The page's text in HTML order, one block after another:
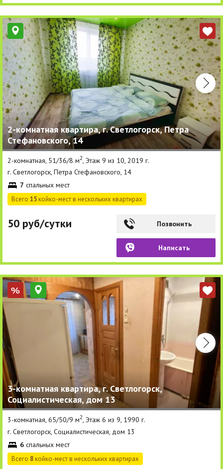
2-комнатная квартира, г. Светлогорск, Петра
Стефановского, 14
2-комнатная, 51/36/8 м2 , Этаж 9 из 10, 2019 г.
г. Светлогорск, Петра Стефановского, 14
7 спальных мест
Всего 15 койко-мест в нескольких квартирах
50 руб/сутки Позвонить
Написать
%
3-комнатная квартира, г. Светлогорск,
Социалистическая, дом 13
3-комнатная, 65/50/9 м2, Этаж 6 из 9, 1990 г.
г. Светлогорск, Социалистическая, дом 13
6 спальных мест
Всего 8 койко-мест в нескольких квартирах